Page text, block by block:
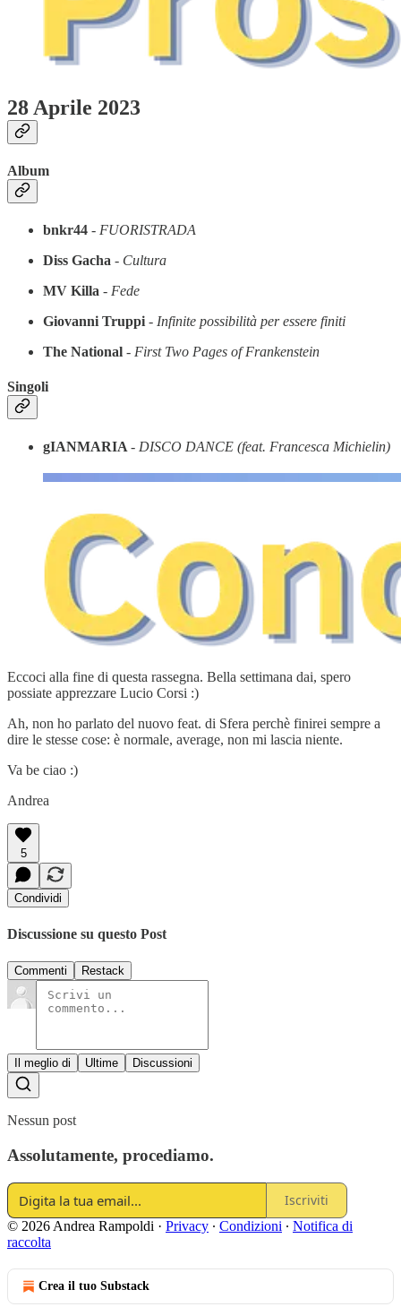
28 Aprile 2023
Album
bnkr44 - FUORISTRADA
Diss Gacha - Cultura
MV Killa - Fede
Giovanni Truppi - Infinite possibilità per essere finiti
The National - First Two Pages of Frankenstein
Singoli
gIANMARIA - DISCO DANCE (feat. Francesca Michielin)
Eccoci alla fine di questa rassegna. Bella settimana dai, spero
possiate apprezzare Lucio Corsi :)
Ah, non ho parlato del nuovo feat. di Sfera perchè finirei sempre a
dire le stesse cose: è normale, average, non mi lascia niente.
Va be ciao :)
Andrea
5
Condividi
Discussione su questo Post
Commenti Restack
Il meglio di Ultime Discussioni
Nessun post
Assolutamente, procediamo.
Iscriviti
© 2026 Andrea Rampoldi · Privacy ∙ Condizioni ∙ Notifica di
raccolta
Crea il tuo Substack